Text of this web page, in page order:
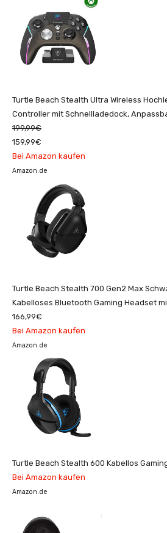
Turtle Beach Stealth Ultra Wireless
Controller mit Schnellladedock,
Befehlsanzeige für Xbox Series X|S, Xbox...
199,99€
159,99€
Bei Amazon kaufen
Amazon.de
Turtle Beach Stealth 700 Gen2 Max
Kabelloses Bluetooth Gaming Headset
für PS5,
166,99€
Bei Amazon kaufen
Amazon.de
Turtle Beach Stealth 600 Kabellos
Bei Amazon kaufen
Amazon.de